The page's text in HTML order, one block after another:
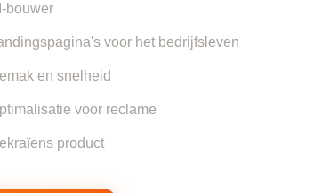
bouwer
voor het bedrijfsleven
en snelheid
voor reclame
product